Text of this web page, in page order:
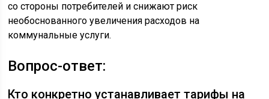
со стороны потребителей и снижают риск
необоснованного увеличения расходов на
коммунальные услуги.
Вопрос-ответ:
Кто конкретно устанавливает тарифы на